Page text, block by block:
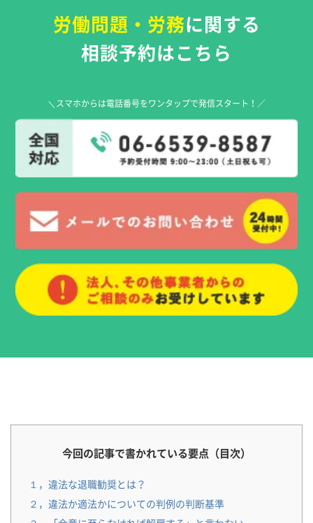
労働問題・労務に関する
相談予約はこちら
＼スマホからは電話番号をワンタップで発信スタート！／
今回の記事で書かれている要点（目次）
１，違法な退職勧奨とは？
２，違法か適法かについての判例の判断基準